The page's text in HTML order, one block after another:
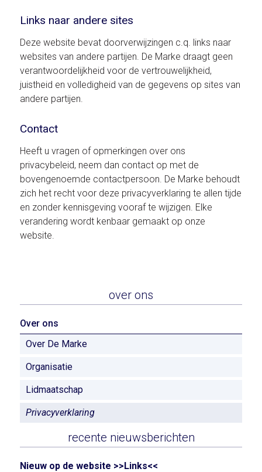
Links naar andere sites
Deze website bevat doorverwijzingen c.q. links naar
websites van andere partijen. De Marke draagt geen
verantwoordelijkheid voor de vertrouwelijkheid,
juistheid en volledigheid van de gegevens op sites van
andere partijen.
Contact
Heeft u vragen of opmerkingen over ons
privacybeleid, neem dan contact op met de
bovengenoemde contactpersoon. De Marke behoudt
zich het recht voor deze privacyverklaring te allen tijde
en zonder kennisgeving vooraf te wijzigen. Elke
verandering wordt kenbaar gemaakt op onze
website.
over ons
Over ons
Over De Marke
Organisatie
Lidmaatschap
Privacyverklaring
recente nieuwsberichten
Nieuw op de website >>Links<<